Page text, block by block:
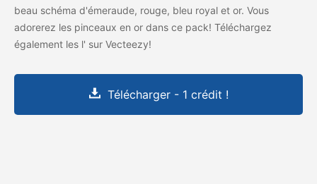
beau schéma d'émeraude, rouge, bleu royal et or. Vous
adorerez les pinceaux en or dans ce pack! Téléchargez
également les l' sur Vecteezy!
Télécharger - 1 crédit !